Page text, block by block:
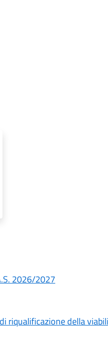
2026/2027
riqualificazione della